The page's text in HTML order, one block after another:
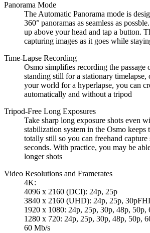
Panorama Mode
The Automatic Panorama mode is
360° panoramas as seamless as
up above your head and tap a button.
capturing images as it goes while
Time-Lapse Recording
Osmo simplifies recording the passage
standing still for a stationary
your world for a hyperlapse, you can
automatically and without a tripod
Tripod-Free Long Exposures
Take sharp long exposure shots even
stabilization system in the Osmo keeps
totally still so you can freehand
seconds. With practice, you may be
longer shots
Video Resolutions and Framerates
4K:
4096 x 2160 (DCI): 24p, 25p
3840 x 2160 (UHD): 24p, 25p,
1920 x 1080: 24p, 25p, 30p, 48p,
1280 x 720: 24p, 25p, 30p, 48p, 50p,
60 Mb/s